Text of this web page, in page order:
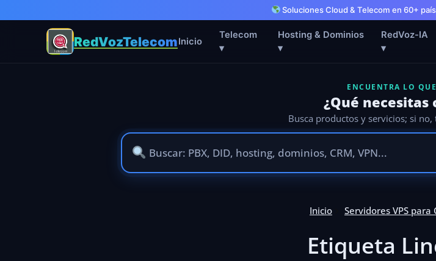
Soluciones Cloud & Telecom en 60+
RedVozTelecomInicio
Telecom
▾
Hosting & Dominios
▾
RedVoz-IA
▾
ENCUENTRA LO
¿Qué necesitas
Busca productos y servicios; si no,
Inicio Servidores VPS para
Etiqueta